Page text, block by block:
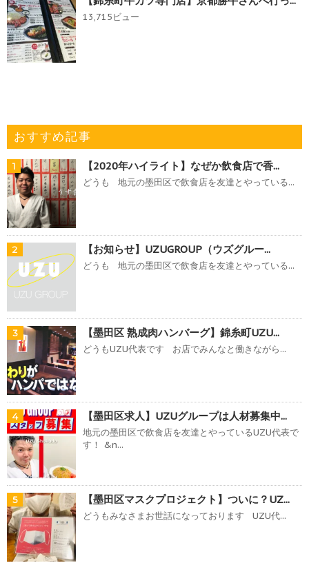
13,715ビュー
おすすめ記事
1 【2020年ハイライト】なぜか飲食店で香...
どうも 地元の墨田区で飲食店を友達とやっている...
2 【お知らせ】UZUGROUP（ウズグルー...
どうも 地元の墨田区で飲食店を友達とやっている...
3 【墨田区 熟成肉ハンバーグ】錦糸町UZU...
どうもUZU代表です お店でみんなと働きながら...
4 【墨田区求人】UZUグループは人材募集中...
地元の墨田区で飲食店を友達とやっているUZU代表で
す！ &n...
5 【墨田区マスクプロジェクト】ついに？UZ...
どうもみなさまお世話になっております UZU代...